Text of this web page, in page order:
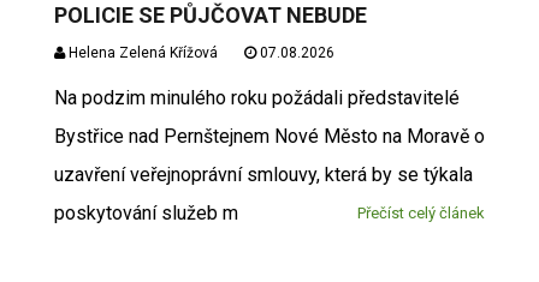
POLICIE SE PŮJČOVAT NEBUDE
Helena Zelená Křížová 07.08.2026
Na podzim minulého roku požádali představitelé
Bystřice nad Pernštejnem Nové Město na Moravě o
uzavření veřejnoprávní smlouvy, která by se týkala
poskytování služeb m
Přečíst celý článek